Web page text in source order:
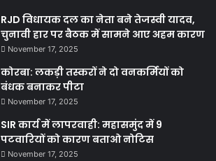
RJD विधायक दल का नेता बने तेजस्वी यादव,
चुनावी हार पर बैठक में सामने आए अहम कारण
November 17, 2025
कोरबा: लकड़ी तस्करों ने दो वनकर्मियों को
बंधक बनाकर पीटा
November 17, 2025
SIR कार्य में लापरवाही: महासमुंद में 9
पटवारियों को कारण बताओ नोटिस
November 17, 2025